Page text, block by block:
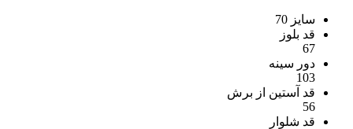
سایز 70
قد بلوز
67
دور سینه
103
قد آستین از برش
56
قد شلوار